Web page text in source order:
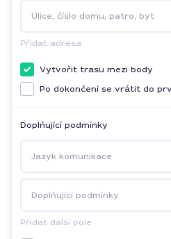
Ulice, číslo domu, patro, byt
Přidat adresa
Vytvořit trasu mezi body
Po dokončení se vrátit do
Doplňující podmínky
Jazyk komunikace
Doplňující podmínky
Přidat další pole